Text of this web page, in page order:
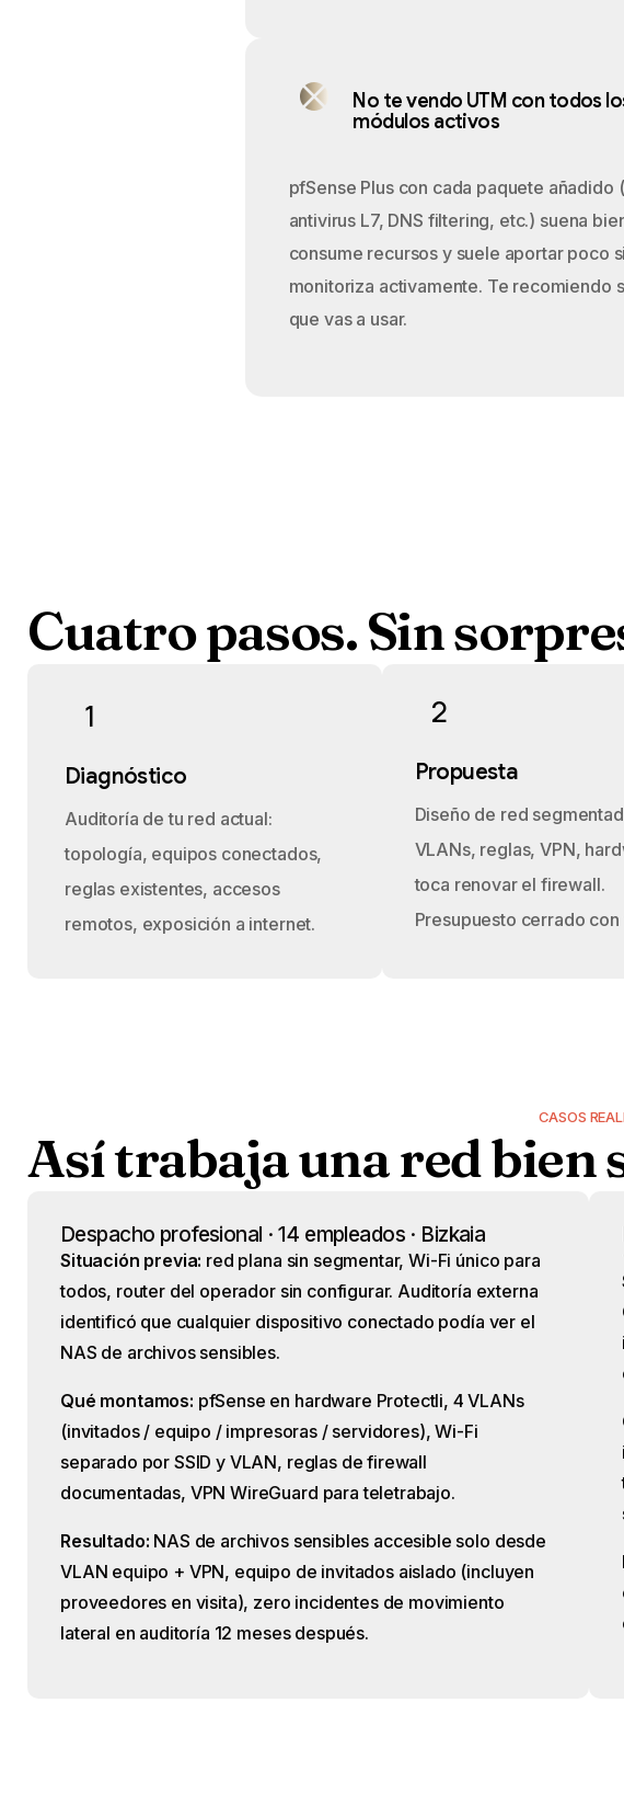
No te vendo UTM con todos
módulos activos
pfSense Plus con cada paquete añadido
antivirus L7, DNS filtering, etc.) suena
consume recursos y suele aportar poco
monitoriza activamente. Te recomiendo
que vas a usar.
Cuatropasos.Sin
1
Diagnóstico
Auditoría de tu red actual:
topología, equipos conectados,
reglas existentes, accesos
remotos, exposición a internet.
2
Propuesta
Diseño de red
VLANs, reglas, VPN,
toca renovar el firewall.
Presupuesto cerrado con
CASOS
Asítrabajaunaredbien
Despacho profesional · 14 empleados · Bizkaia
Situación previa: red plana sin segmentar, Wi-Fi único para
todos, router del operador sin configurar. Auditoría externa
identificó que cualquier dispositivo conectado podía ver el
NAS de archivos sensibles.
Qué montamos: pfSense en hardware Protectli, 4 VLANs
(invitados / equipo / impresoras / servidores), Wi-Fi
separado por SSID y VLAN, reglas de firewall
documentadas, VPN WireGuard para teletrabajo.
Resultado: NAS de archivos sensibles accesible solo desde
VLAN equipo + VPN, equipo de invitados aislado (incluyen
proveedores en visita), zero incidentes de movimiento
lateral en auditoría 12 meses después.